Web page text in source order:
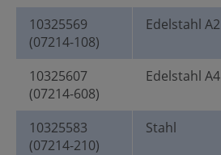
10325569
(07214-108)
Edelstahl A2
10325607
(07214-608)
Edelstahl A4
10325583
(07214-210)
Stahl